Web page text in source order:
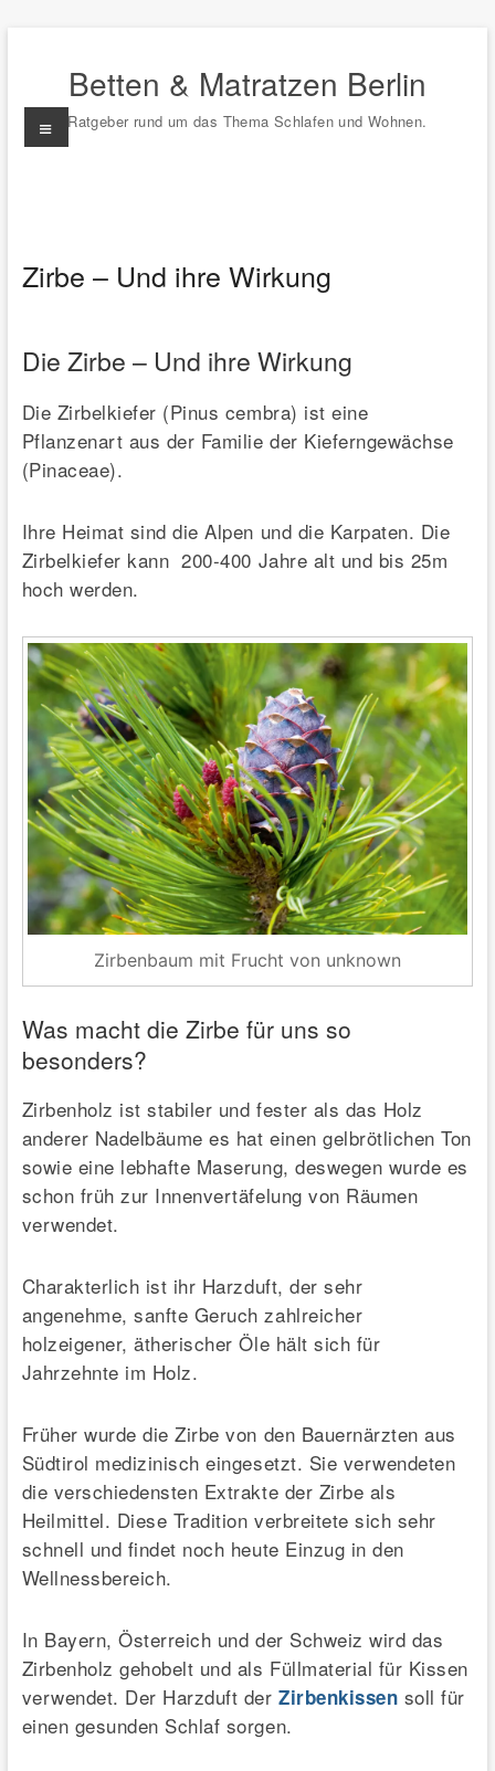
springenBetten & Matratzen Berlin
Ratgeber rund um das Thema Schlafen und Wohnen.
Menü
Zirbe – Und ihre Wirkung
Die Zirbe – Und ihre Wirkung
Die Zirbelkiefer (Pinus cembra) ist eine
Pflanzenart aus der Familie der Kieferngewächse
(Pinaceae).
Ihre Heimat sind die Alpen und die Karpaten. Die
Zirbelkiefer kann 200-400 Jahre alt und bis 25m
hoch werden.
Zirbenbaum mit Frucht von unknown
Was macht die Zirbe für uns so
besonders?
Zirbenholz ist stabiler und fester als das Holz
anderer Nadelbäume es hat einen gelbrötlichen Ton
sowie eine lebhafte Maserung, deswegen wurde es
schon früh zur Innenvertäfelung von Räumen
verwendet.
Charakterlich ist ihr Harzduft, der sehr
angenehme, sanfte Geruch zahlreicher
holzeigener, ätherischer Öle hält sich für
Jahrzehnte im Holz.
Früher wurde die Zirbe von den Bauernärzten aus
Südtirol medizinisch eingesetzt. Sie verwendeten
die verschiedensten Extrakte der Zirbe als
Heilmittel. Diese Tradition verbreitete sich sehr
schnell und findet noch heute Einzug in den
Wellnessbereich.
In Bayern, Österreich und der Schweiz wird das
Zirbenholz gehobelt und als Füllmaterial für Kissen
verwendet. Der Harzduft derZirbenkissen soll für
einen gesunden Schlaf sorgen.